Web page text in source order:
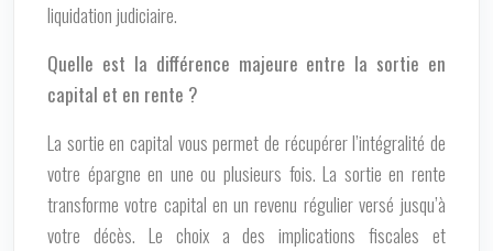
liquidation judiciaire.
Quelle est la différence majeure entre la sortie en
capital et en rente ?
La sortie en capital vous permet de récupérer l’intégralité de
votre épargne en une ou plusieurs fois. La sortie en rente
transforme votre capital en un revenu régulier versé jusqu’à
votre décès. Le choix a des implications fiscales et